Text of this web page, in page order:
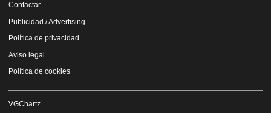
Contactar
Publicidad / Advertising
Política de privacidad
Aviso legal
Política de cookies
VGChartz